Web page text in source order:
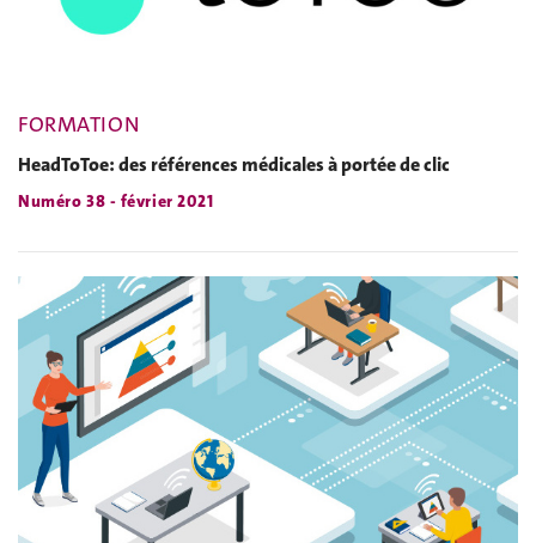
FORMATION
HeadToToe: des références médicales à portée de clic
Numéro 38 - février 2021